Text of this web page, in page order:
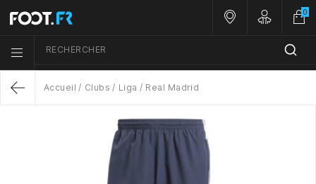
Menu list icon
RECHERCHER
Nos magasins
Customer
0
Accueil Clubs Liga Real Madrid